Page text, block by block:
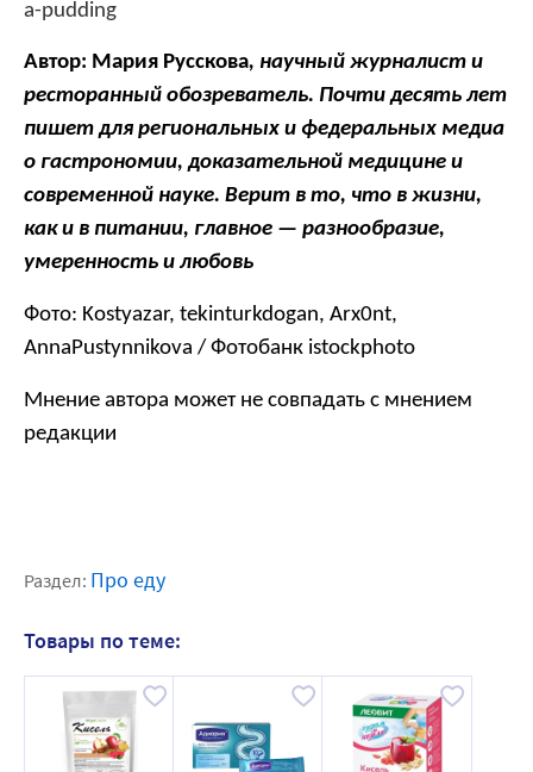
a-pudding
Автор: Мария Русскова, научный журналист и
ресторанный обозреватель. Почти десять лет
пишет для региональных и федеральных медиа
о гастрономии, доказательной медицине и
современной науке. Верит в то, что в жизни,
как и в питании, главное — разнообразие,
умеренность и любовь
Фото: Kostyazar, tekinturkdogan, Arx0nt,
AnnaPustynnikova / Фотобанк istockphoto
Мнение автора может не совпадать с мнением
редакции
Раздел: Про еду
Товары по теме: